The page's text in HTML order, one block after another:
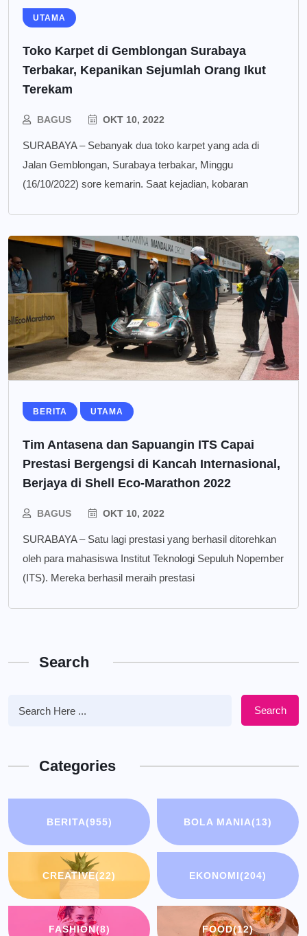
UTAMA
Toko Karpet di Gemblongan Surabaya
Terbakar, Kepanikan Sejumlah Orang Ikut
Terekam
BAGUS OKT 10, 2022
SURABAYA – Sebanyak dua toko karpet yang ada di
Jalan Gemblongan, Surabaya terbakar, Minggu
(16/10/2022) sore kemarin. Saat kejadian, kobaran
BERITA UTAMA
Tim Antasena dan Sapuangin ITS Capai
Prestasi Bergengsi di Kancah Internasional,
Berjaya di Shell Eco-Marathon 2022
BAGUS OKT 10, 2022
SURABAYA – Satu lagi prestasi yang berhasil ditorehkan
oleh para mahasiswa Institut Teknologi Sepuluh Nopember
(ITS). Mereka berhasil meraih prestasi
Search
Search
Categories
BERITA(955) BOLA MANIA(13)
CREATIVE(22) EKONOMI(204)
FASHION(8) FOOD(12)